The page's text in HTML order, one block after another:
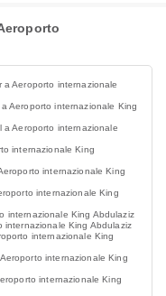
Aeroporto internazionale
Aeroporto internazionale King
a Aeroporto internazionale
internazionale King
internazionale King
internazionale King
internazionale King Abdulaziz
internazionale King Abdulaziz
internazionale King
internazionale King
internazionale King